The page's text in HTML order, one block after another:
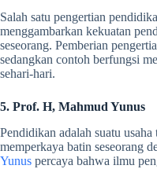
Salah satu pengertian
menggambarkan kekuatan
seseorang. Pemberian
sedangkan contoh berfungsi
sehari-hari.
5. Prof. H, Mahmud Yunus
Pendidikan adalah suatu
memperkaya batin seseorang
Yunus percaya bahwa ilmu